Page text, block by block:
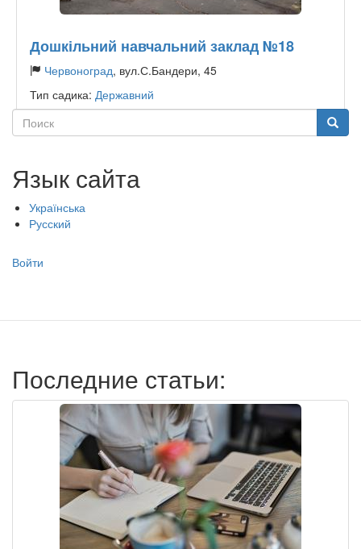
Дошкільний навчальний заклад №18
Червоноград, вул.С.Бандери, 45
Тип садика: Державний
Поиск
Поиск
Язык сайта
Українська
Русский
Меню
записи
Войти
Последние статьи: